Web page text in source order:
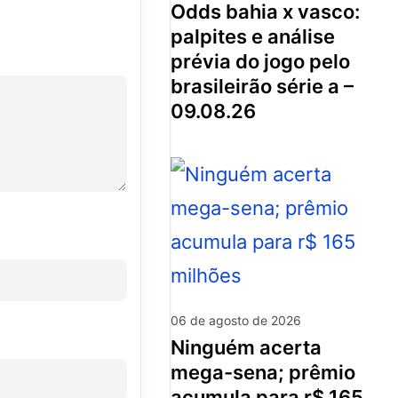
odds bahia x vasco:
palpites e análise
prévia do jogo pelo
brasileirão série a –
09.08.26
06 de agosto de 2026
ninguém acerta
mega-sena; prêmio